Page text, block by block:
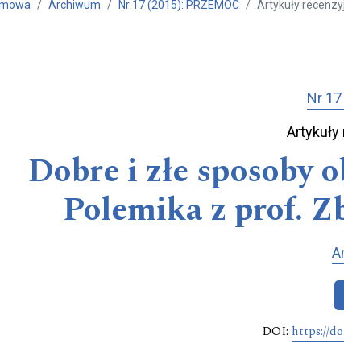
Archiwum Nr 17 (2015): PRZEMOC Artykuły
Nr
Dobre i złe sposoby
Polemika z prof.
DOI: https://